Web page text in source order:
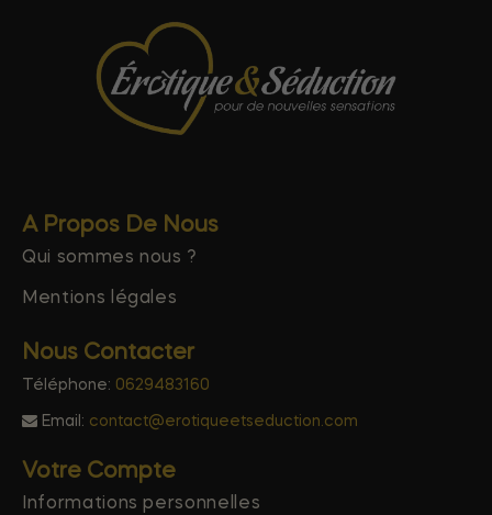
A Propos De Nous
Qui sommes nous ?
Mentions légales
Nous Contacter
Téléphone: 0629483160
Email: contact@erotiqueetseduction.com
Votre Compte
Informations personnelles